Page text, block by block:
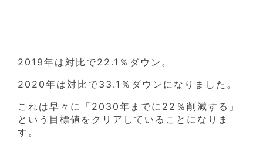
2019年は対比で22.1％ダウン。
2020年は対比で33.1％ダウンになりました。
これは早々に「2030年までに22％削減する」
という目標値をクリアしていることになりま
す。